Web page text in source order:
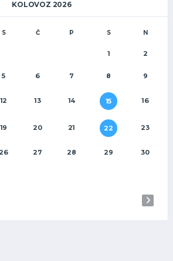
KOLOVOZ 2026
S Č P S N
1 2
5 6 7 8 9
12 13 14 15 16
19 20 21 22 23
26 27 28 29 30